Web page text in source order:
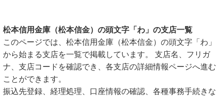
松本信用金庫（松本信金）の頭文字「わ」の支店一覧
このページでは、松本信用金庫（松本信金）の頭文字「わ」
から始まる支店を一覧で掲載しています。 支店名、フリガ
ナ、支店コードを確認でき、各支店の詳細情報ページへ進む
ことができます。
振込先登録、経理処理、口座情報の確認、各種事務手続きな